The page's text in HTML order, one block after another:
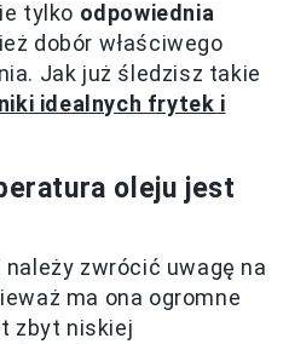
tylko odpowiednia
dobór właściwego
Jak już śledzisz takie
idealnych frytek i
oleju jest
zwrócić uwagę na
ma ona ogromne
zbyt niskiej